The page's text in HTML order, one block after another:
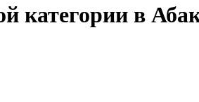
категории в